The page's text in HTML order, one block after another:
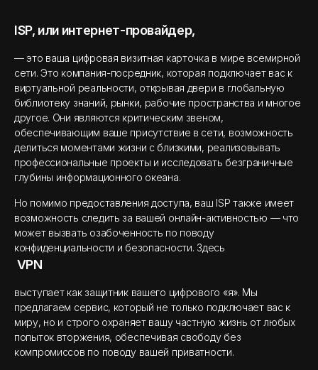
ISP, или интернет-провайдер,
— это ваша цифровая визитная карточка в мире всемирной
сети. Это компания-посредник, которая подключает вас к
виртуальной реальности, открывая двери в глобальную
библиотеку знаний, рынки, рабочие пространства и многое
другое. Они являются критическим звеном,
обеспечивающим ваше присутствие в сети, возможность
делиться моментами жизни с близкими, реализовывать
профессиональные проекты и исследовать безграничные
глубины информационного океана.
Но помимо предоставления доступа, ваш ISP также имеет
возможность следить за вашей онлайн-активностью — что
может вызвать озабоченность по поводу
конфиденциальности и безопасности. Здесь
VPN
выступает как защитник вашего цифрового «я». Мы
предлагаем сервис, который не только подключает вас к
миру, но и строго охраняет вашу частную жизнь от любых
попыток вторжения, обеспечивая свободу без
компромиссов по поводу вашей приватности.